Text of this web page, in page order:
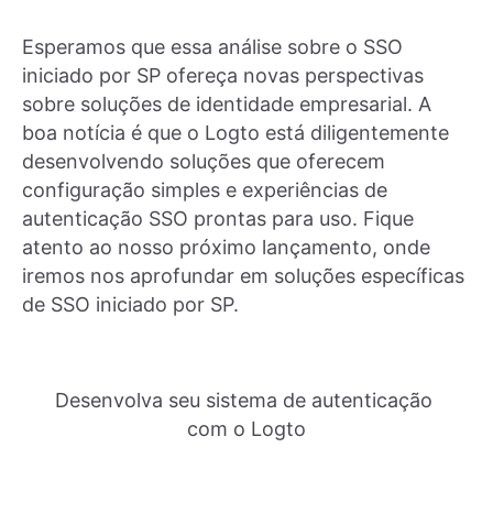
Esperamos que essa análise sobre o SSO
iniciado por SP ofereça novas perspectivas
sobre soluções de identidade empresarial. A
boa notícia é que o Logto está diligentemente
desenvolvendo soluções que oferecem
configuração simples e experiências de
autenticação SSO prontas para uso. Fique
atento ao nosso próximo lançamento, onde
iremos nos aprofundar em soluções específicas
de SSO iniciado por SP.
Desenvolva seu sistema de autenticação
com o Logto